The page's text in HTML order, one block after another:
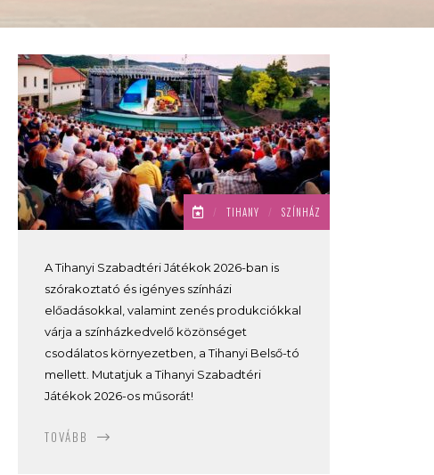
/ TIHANY / SZÍNHÁZ
A Tihanyi Szabadtéri Játékok 2026-ban is
szórakoztató és igényes színházi
előadásokkal, valamint zenés produkciókkal
várja a színházkedvelő közönséget
csodálatos környezetben, a Tihanyi Belső-tó
mellett. Mutatjuk a Tihanyi Szabadtéri
Játékok 2026-os műsorát!
TOVÁBB